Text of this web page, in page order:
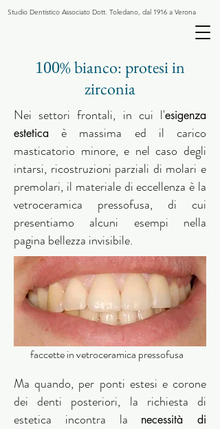
Studio Dentistico Associato Dott. Toledano, dal 1916 a Verona
100% bianco: protesi in
zirconia
Nei settori frontali, in cui l'esigenza
estetica
è massima ed il carico
masticatorio minore, e nel caso degli
intarsi, ricostruzioni parziali di molari e
premolari, il materiale di eccellenza è la
vetroceramica pressofusa, di cui
presentiamo alcuni esempi nella
pagina bellezza invisibile.
faccette in vetroceramica pressofusa
Ma quando, per ponti estesi e corone
dei denti posteriori, la richiesta di
estetica incontra la
necessità di